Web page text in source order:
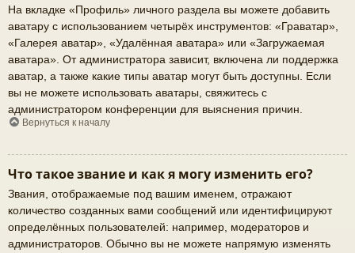
На вкладке «Профиль» личного раздела вы можете добавить
аватару с использованием четырёх инструментов: «Граватар»,
«Галерея аватар», «Удалённая аватара» или «Загружаемая
аватара». От администратора зависит, включена ли поддержка
аватар, а также какие типы аватар могут быть доступны. Если
вы не можете использовать аватары, свяжитесь с
администратором конференции для выяснения причин.
Вернуться к началу
Что такое звание и как я могу изменить его?
Звания, отображаемые под вашим именем, отражают
количество созданных вами сообщений или идентифицируют
определённых пользователей: например, модераторов и
администраторов. Обычно вы не можете напрямую изменять